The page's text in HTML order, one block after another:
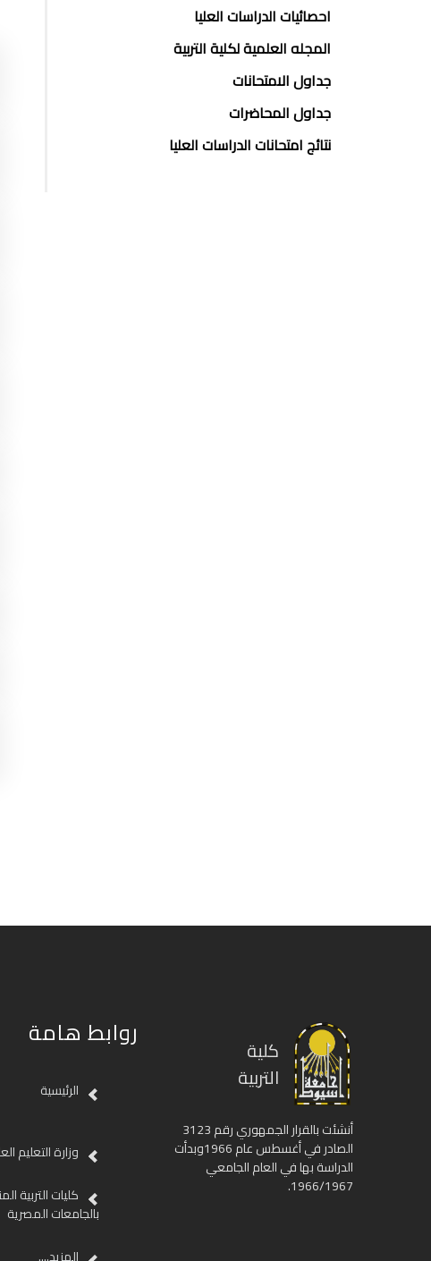
احصائيات الدراسات العليا
المجله العلمية لكلية التربية
جداول الامتحانات
جداول المحاضرات
نتائج امتحانات الدراسات العليا
كلية
التربية
أنشئت بالقرار الجمهوري رقم 3123
الصادر في أغسطس عام 1966وبدأت
الدراسة بها في العام الجامعي
1966/1967.
روابط هامة
الرئيسية
وزارة التعليم
كليات التربية
بالجامعات المصرية